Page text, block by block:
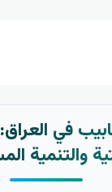
في
والتنمية